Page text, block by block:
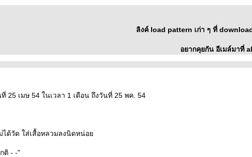
ลิงค์ load pattern เก่า ๆ ที่
อยากคุยกัน อีเมล์มาที่
25 เมษ 54 ในเวลา 1 เดือน ถึงวันที่ 25 พค. 54
ได้วัด ใส่เสื้อหลวมลงนิดหน่อ
ติ - -"